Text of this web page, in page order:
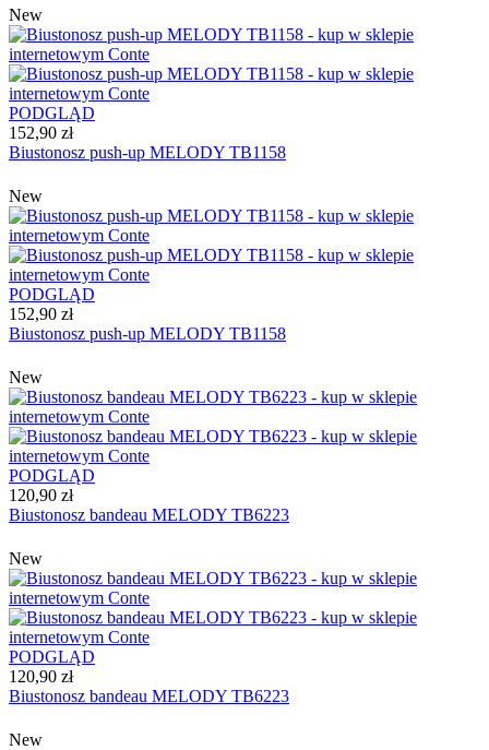
New
PODGLĄD
152,90 zł
Biustonosz push-up MELODY TB1158
New
PODGLĄD
152,90 zł
Biustonosz push-up MELODY TB1158
New
PODGLĄD
120,90 zł
Biustonosz bandeau MELODY TB6223
New
PODGLĄD
120,90 zł
Biustonosz bandeau MELODY TB6223
New